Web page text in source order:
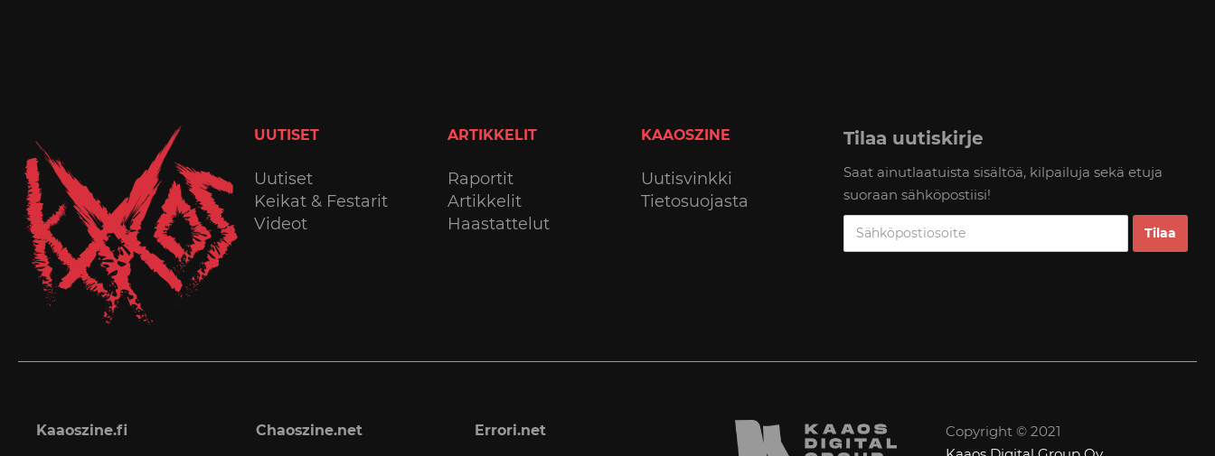
UUTISET
Uutiset
Keikat & Festarit
Videot
ARTIKKELIT
Raportit
Artikkelit
Haastattelut
KAAOSZINE
Uutisvinkki
Tietosuojasta
Tilaa uutiskirje
Saat ainutlaatuista sisältöä, kilpailuja sekä etuja
suoraan sähköpostiisi!
Kaaoszine.fi Chaoszine.net Errori.net
Copyright © 2021